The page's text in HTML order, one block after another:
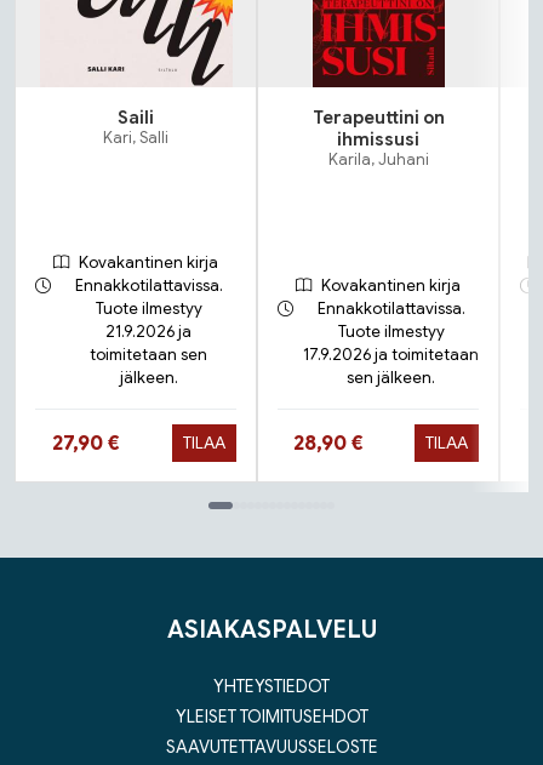
Saili
Kari, Salli
Kovakantinen kirja
Ennakkotilattavissa.
Tuote ilmestyy
21.9.2026 ja
toimitetaan sen
jälkeen.
Hinta nyt
27,90 € TILAA
Terapeuttini on
ihmissusi
Karila, Juhani
Kovakantinen kirja
Ennakkotilattavissa.
Tuote ilmestyy
17.9.2026 ja toimitetaan
sen jälkeen.
Hinta nyt
28,90 € TILAA
ASIAKASPALVELU
YHTEYSTIEDOT
YLEISET TOIMITUSEHDOT
SAAVUTETTAVUUSSELOSTE